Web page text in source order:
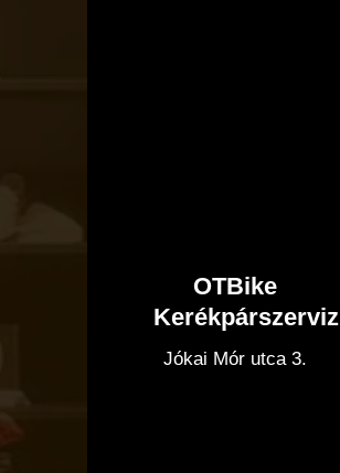
OTBike
Kerékpárszerviz
Jókai Mór utca 3.